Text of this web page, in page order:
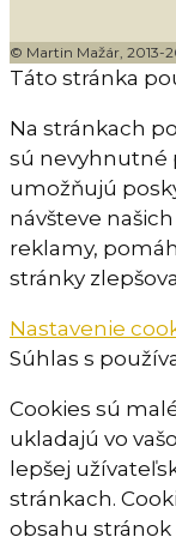
© Martin Mažár, 2013-
Táto stránka
Na stránkach
sú nevyhnutné
umožňujú
návšteve
reklamy,
stránky
Nastavenie
Súhlas s
Cookies sú
ukladajú vo
lepšej
stránkach.
obsahu